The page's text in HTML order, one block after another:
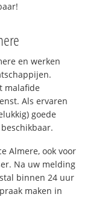
en werken
malafide
Als ervaren
goede
Almere, ook voor
Na uw melding
binnen 24 uur
maken in